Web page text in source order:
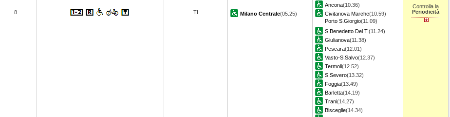
8 TI Milano Centrale(05.25)
Ancona(10.36)
Civitanova Marche(10.59)
Porto S.Giorgio(11.09)
S.Benedetto Del T.(11.24)
Giulianova(11.38)
Pescara(12.01)
Vasto-S.Salvo(12.37)
Termoli(12.52)
S.Severo(13.32)
Foggia(13.49)
Barletta(14.19)
Trani(14.27)
Bisceglie(14.34)
Controlla la
Periodicità